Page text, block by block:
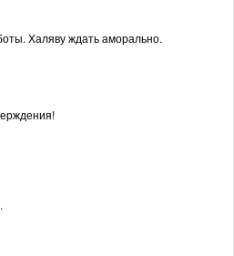
Халяву ждать аморально.